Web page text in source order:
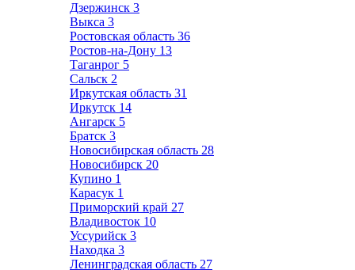
Дзержинск 3
Выкса 3
Ростовская область 36
Ростов-на-Дону 13
Таганрог 5
Сальск 2
Иркутская область 31
Иркутск 14
Ангарск 5
Братск 3
Новосибирская область 28
Новосибирск 20
Купино 1
Карасук 1
Приморский край 27
Владивосток 10
Уссурийск 3
Находка 3
Ленинградская область 27